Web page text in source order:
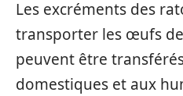
Les excréments des
transporter les œufs
peuvent être
domestiques et aux